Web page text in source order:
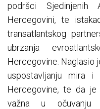
podršci Sjedinjenih
Hercegovini, te
transatlantskog
ubrzanja
Hercegovine. Naglasio
uspostavljanju mira
Hercegovine, te da je
važna u očuvanju